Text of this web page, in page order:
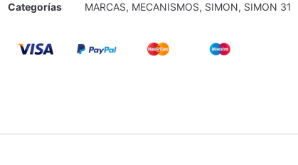
Categorías
MARCAS, MECANISMOS, SIMON, SIMON 31